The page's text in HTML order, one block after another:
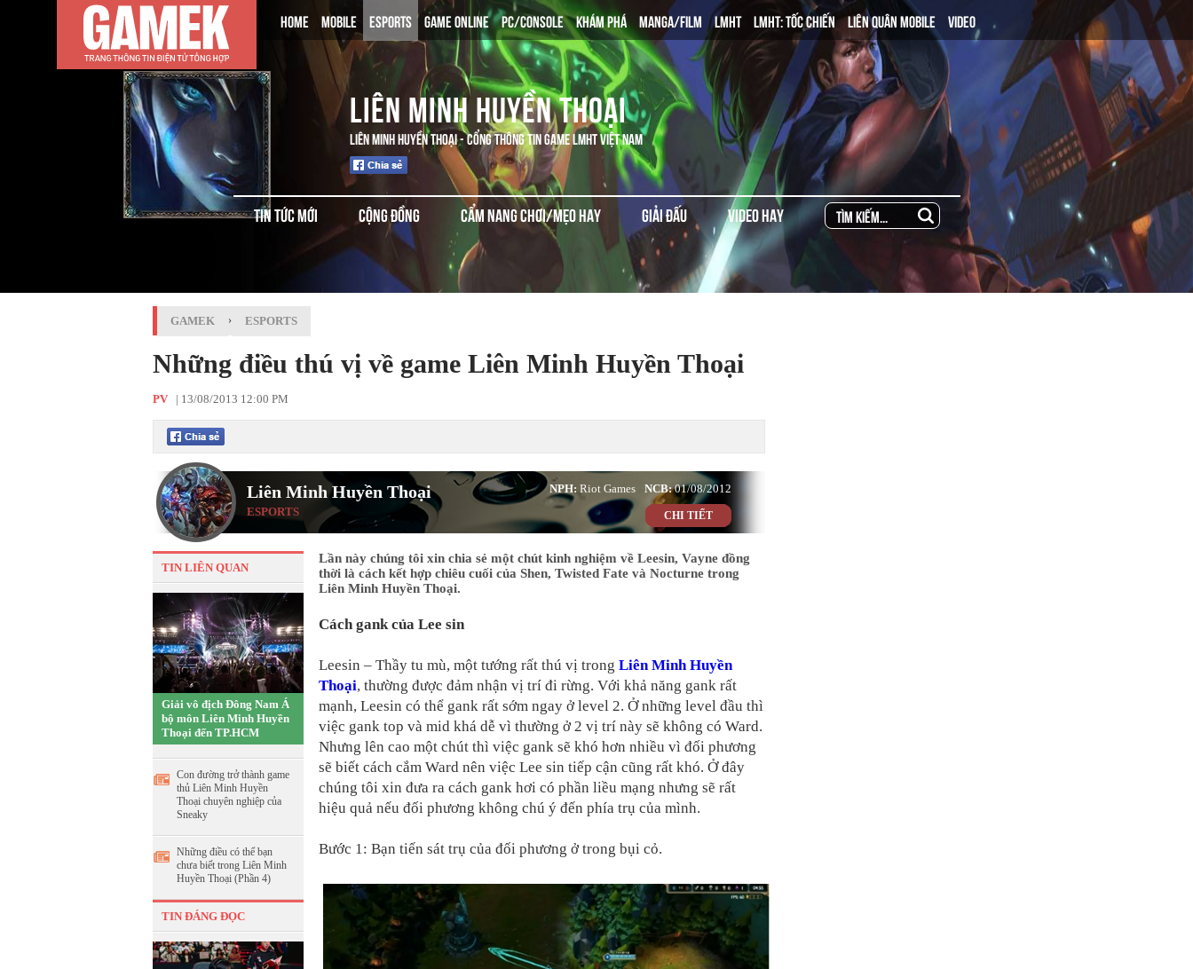
HOME MOBILE ESPORTS GAME ONLINE PC/CONSOLE KHÁM PHÁ MANGA/FILM LMHT LMHT: TỐC CHIẾN LIÊN QUÂN MOBILE VIDEO
LIÊN MINH HUYỀN THOẠI
LIÊN MINH HUYỀN THOẠI - CỔNG THÔNG TIN GAME LMHT VIỆT NAM
TIN TỨC MỚI CỘNG ĐỒNG CẨM NANG CHƠI/MẸO HAY GIẢI ĐẤU VIDEO HAY
GAMEK › ESPORTS
Những điều thú vị về game Liên Minh Huyền Thoại
PV | 13/08/2013 12:00 PM
Liên Minh Huyền Thoại
ESPORTS
01/08/2012
NCB:
Riot Games
NPH:
CHI TIẾT
TIN LIÊN QUAN
Giải vô địch Đông Nam Á
bộ môn Liên Minh Huyền
Thoại đến TP.HCM
Con đường trở thành game
thủ Liên Minh Huyền
Thoại chuyên nghiệp của
Sneaky
Những điều có thể bạn
chưa biết trong Liên Minh
Huyền Thoại (Phần 4)
TIN ĐÁNG ĐỌC
Lần này chúng tôi xin chia sẻ một chút kinh nghiệm về Leesin, Vayne đồng
thời là cách kết hợp chiêu cuối của Shen, Twisted Fate và Nocturne trong
Liên Minh Huyền Thoại.
Cách gank của Lee sin
Leesin – Thầy tu mù, một tướng rất thú vị trong Liên Minh Huyền
Thoại, thường được đảm nhận vị trí đi rừng. Với khả năng gank rất
mạnh, Leesin có thể gank rất sớm ngay ở level 2. Ở những level đầu thì
việc gank top và mid khá dễ vì thường ở 2 vị trí này sẽ không có Ward.
Nhưng lên cao một chút thì việc gank sẽ khó hơn nhiều vì đối phương
sẽ biết cách cắm Ward nên việc Lee sin tiếp cận cũng rất khó. Ở đây
chúng tôi xin đưa ra cách gank hơi có phần liều mạng nhưng sẽ rất
hiệu quả nếu đối phương không chú ý đến phía trụ của mình.
Bước 1: Bạn tiến sát trụ của đối phương ở trong bụi cỏ.